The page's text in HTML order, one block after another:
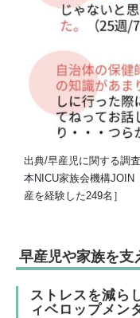
出典/早産児に関する調
本NICU家族会機構
産を経験した249名］
早産児や家族を支
ストレスを減ら
ィベロップメン